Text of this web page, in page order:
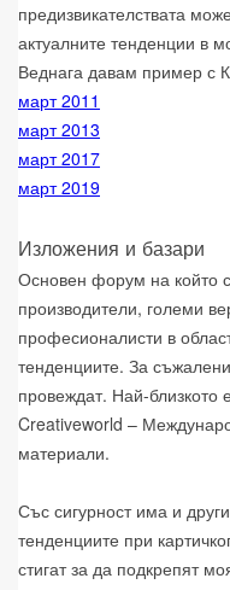
предизвикателствата
актуалните тенденции в
Веднага давам пример с
март 2011
март 2013
март 2017
март 2019
Изложения и базари
Основен форум на който
производители, големи
професионалисти в
тенденциите. За
провеждат. Най-близкото
Creativeworld –
материали.
Със сигурност има и
тенденциите при
стигат за да подкрепят